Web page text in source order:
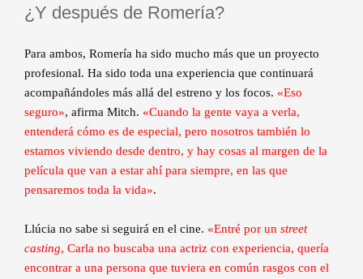
¿Y después de Romería?
Para ambos, Romería ha sido mucho más que un proyecto
profesional. Ha sido toda una experiencia que continuará
acompañándoles más allá del estreno y los focos. «Eso
seguro», afirma Mitch. «Cuando la gente vaya a verla,
entenderá cómo es de especial, pero nosotros también lo
estamos viviendo desde dentro, y hay cosas al margen de la
película que van a estar ahí para siempre, en las que
pensaremos toda la vida».
Llúcia no sabe si seguirá en el cine. «Entré por un street
casting, Carla no buscaba una actriz con experiencia, quería
encontrar a una persona que tuviera en común rasgos con el